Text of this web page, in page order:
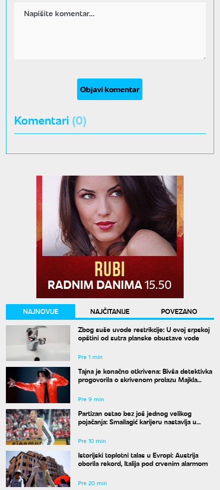
Objavi komentar
Komentari (0)
NAJNOVIJE NAJČITANIJE
POVEZANO
Zbog suše uvode restrikcije: U ovoj srpskoj
opštini od sutra planske obustave vode
Pre 1 min
Tajna je konačno otkrivena: Bivša detektivka
progovorila o skrivenom prolazu Majkla
Pre 9 min
Partizan ostao bez još jednog velikog
pojačanja: Smailagić karijeru nastavlja u
Pre 10 min
Istorijski toplotni talas u Evropi: Austrija
oborila rekord, Italija pod crvenim alarmom
Pre 20 min